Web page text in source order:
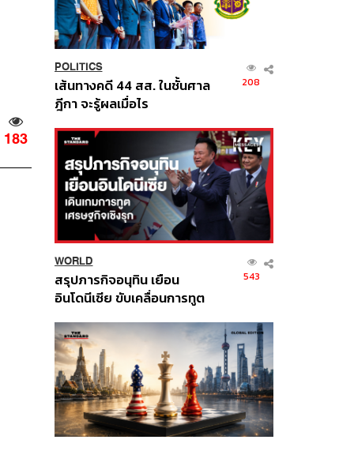
183
POLITICS
เส้นทางคดี 44 สส. ในชั้นศาล
ฎีกา จะรู้ผลเมื่อไร
208
WORLD
สรุปภารกิจอนุทิน เยือน
อินโดนีเซีย ขับเคลื่อนการทูต
ส่วนยุทธศาสตร์ไทย –
อินโดนีเซีย
543